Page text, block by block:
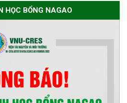
HỌC BỔNG NAGAO